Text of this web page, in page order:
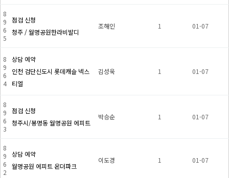
8
9
6
5
점검 신청
청주 / 월명공원한라비발디
조해인 1 01-07
8
9
6
4
상담 예약
인천 검단신도시 롯데캐슬 넥스
티엘
김성욱 1 01-07
8
9
6
3
점검 신청
청주시/봉명동 월명공원 에피트
박승순 1 01-07
8
9
6
2
상담 예약
월명공원 에피트 온더파크
이도경 1 01-07